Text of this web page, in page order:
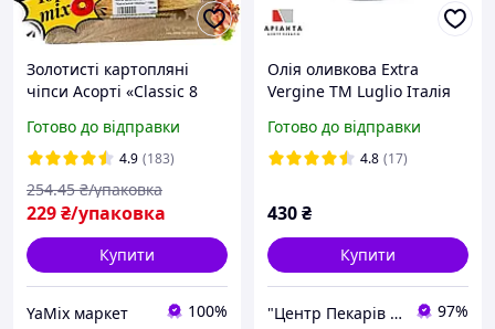
Золотисті картопляні
чіпси Асорті «Classic 8
(фасування по100г.)
Готово до відправки
4.9 (183)
229₴/упаковка
254.45 ₴/упаковка
Купити
YaMix маркет 100%
Олія оливкова Extra
Vergine ТМ Luglio Італія
Готово до відправки
4.8 (17)
430₴
Купити
"Центр Пекарів "АРІАНТА" ТзОВ 97%